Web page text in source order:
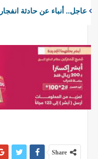
عاجل.. أنباء عن حادثة
Share